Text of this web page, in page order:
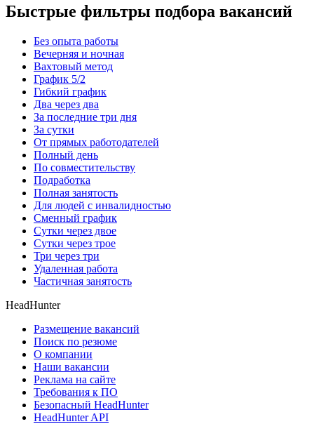
Быстрые фильтры подбора вакансий
Без опыта работы
Вечерняя и ночная
Вахтовый метод
График 5/2
Гибкий график
Два через два
За последние три дня
За сутки
От прямых работодателей
Полный день
По совместительству
Подработка
Полная занятость
Для людей с инвалидностью
Сменный график
Сутки через двое
Сутки через трое
Три через три
Удаленная работа
Частичная занятость
HeadHunter
Размещение вакансий
Поиск по резюме
О компании
Наши вакансии
Реклама на сайте
Требования к ПО
Безопасный HeadHunter
HeadHunter API